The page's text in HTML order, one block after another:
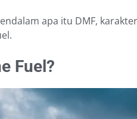
apa itu DMF,
Fuel?